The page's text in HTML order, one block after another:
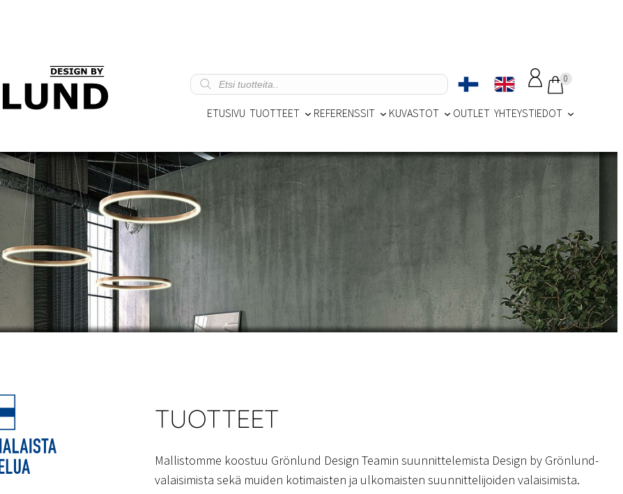
Products
search
0
ETUSIVU TUOTTEET REFERENSSIT KUVASTOT OUTLET YHTEYSTIEDOT
TUOTTEET
Mallistomme koostuu Grönlund Design Teamin suunnittelemista Design by Grönlund-
valaisimista sekä muiden kotimaisten ja ulkomaisten suunnittelijoiden valaisimista.